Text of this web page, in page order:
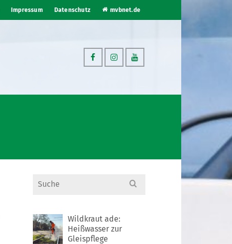
Impressum Datenschutz mvbnet.de
Search
for:
Wildkraut ade:
Heißwasser zur
Gleispflege